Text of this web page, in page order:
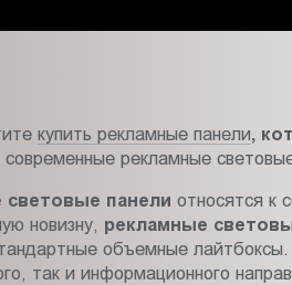
купить рекламные панели,
современные рекламные
световые панели относятся к
новизну, рекламные
объемные
так и информационного